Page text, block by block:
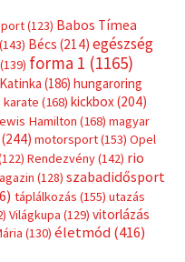
(123) Babos Tímea
(143) Bécs (214) egészség
(139) forma 1 (1165)
(186) hungaroring
karate (168) kickbox(204)
Hamilton (168) magyar
(244) motorsport(153) Opel
Rendezvény(142) rio
(128) szabadidősport
táplálkozás (155) utazás
Világkupa (129) vitorlázás
(130) életmód(416)